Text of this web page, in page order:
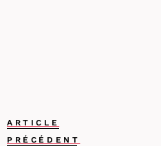
ARTICLE
PRÉCÉDENT